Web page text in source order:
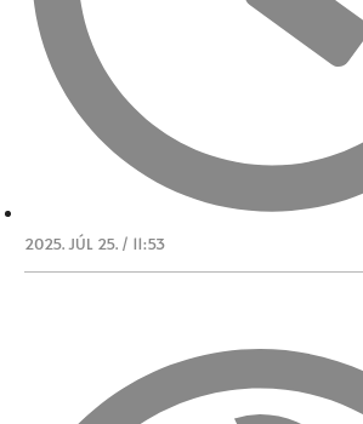
2025. JÚL 25. / 11:53